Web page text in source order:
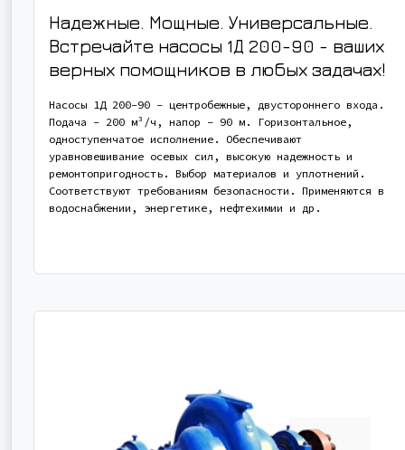
Надежные. Мощные. Универсальные.
Встречайте насосы 1Д 200-90 - ваших
верных помощников в любых задачах!
Насосы 1Д 200-90 - центробежные, двустороннего входа.
Подача - 200 м³/ч, напор - 90 м. Горизонтальное,
одноступенчатое исполнение. Обеспечивают
уравновешивание осевых сил, высокую надежность и
ремонтопригодность. Выбор материалов и уплотнений.
Соответствуют требованиям безопасности. Применяются в
водоснабжении, энергетике, нефтехимии и др.